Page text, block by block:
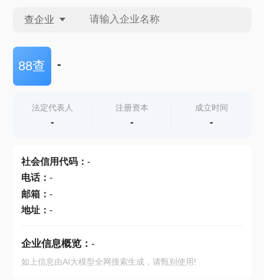
查企业
查企业
查产地
88查 -
法定代表人
-
注册资本
-
成立时间
-
社会信用代码： -
电话： -
邮箱： -
地址： -
企业信息概览： -
如上信息由AI大模型全网搜索生成，请甄别使用!